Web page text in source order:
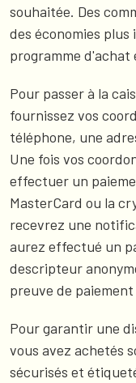
souhaitée. Des
des économies
programme d'achat
Pour passer à la
fournissez vos
téléphone, une
Une fois vos
effectuer un
MasterCard ou la
recevrez une
aurez effectué un
descripteur
preuve de
Pour garantir une
vous avez achetés
sécurisés et